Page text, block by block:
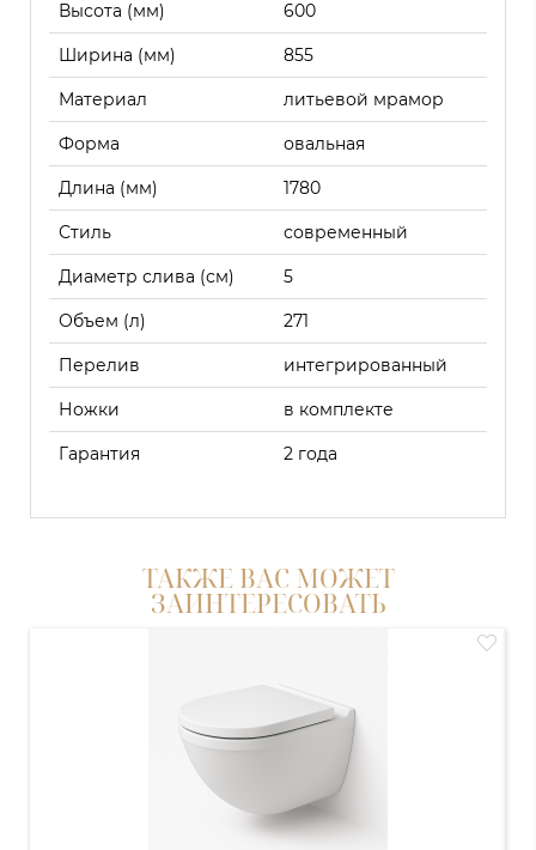
Высота (мм) 600
Ширина (мм) 855
Материал литьевой мрамор
Форма овальная
Длина (мм) 1780
Стиль современный
Диаметр слива (см) 5
Объем (л) 271
Перелив интегрированный
Ножки в комплекте
Гарантия 2 года
ТАКЖЕ ВАС МОЖЕТ
ЗАИНТЕРЕСОВАТЬ